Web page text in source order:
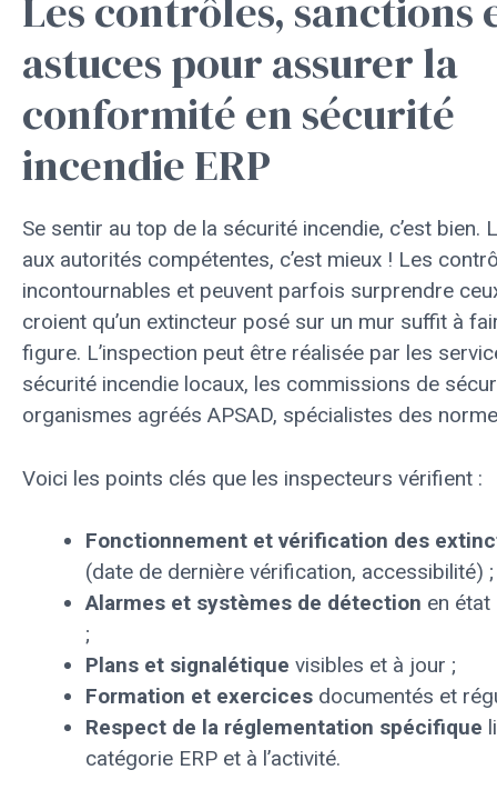
astuces pour assurer la
conformité en sécurité
incendie ERP
Se sentir au top de la sécurité incendie, c’est bien.
aux autorités compétentes, c’est mieux ! Les
incontournables et peuvent parfois surprendre
croient qu’un extincteur posé sur un mur suffit à
figure. L’inspection peut être réalisée par les
sécurité incendie locaux, les commissions de
organismes agréés APSAD, spécialistes des
Voici les points clés que les inspecteurs vérifient :
Fonctionnement et vérification des
(date de dernière vérification, accessibilité) ;
Alarmes et systèmes de détection en état
;
Plans et signalétique visibles et à jour ;
Formation et exercices documentés et
Respect de la réglementation spécifique
catégorie ERP et à l’activité.